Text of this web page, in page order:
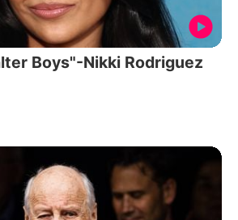
Boys"-Nikki Rodriguez